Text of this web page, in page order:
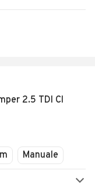
2.5 TDI CI
Manuale